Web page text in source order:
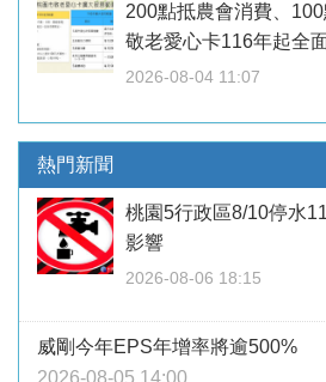
200點抵農會消費、
敬老愛心卡116年起全
2026-08-04 11:07
熱門新聞
桃園5行政區8/10停水
影響
2026-08-06 18:15
威剛今年EPS年增率將逾500%